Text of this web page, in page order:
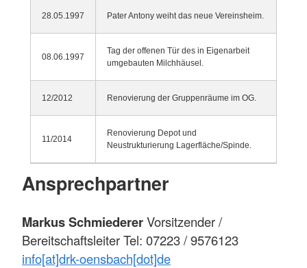
28.05.1997 Pater Antony weiht das neue Vereinsheim.
08.06.1997
Tag der offenen Tür des in Eigenarbeit
umgebauten Milchhäusel.
12/2012 Renovierung der Gruppenräume im OG.
11/2014
Renovierung Depot und
Neustrukturierung Lagerfläche/Spinde.
Ansprechpartner
Markus SchmiedererVorsitzender /
Bereitschaftsleiter Tel: 07223 / 9576123
info[at]drk-oensbach[dot]de